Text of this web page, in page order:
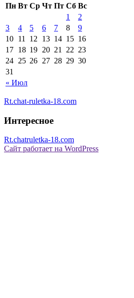
Пн Вт Ср Чт Пт Сб Вс
« Июл
1
2
3
4 5 6 7 8
9
10 11 12 13 14 15 16
17 18 19 20 21 22 23
24 25 26 27 28 29 30
31
Rt.chat-ruletka-18.com
Интересное
Rt.chatruletka-18.com
Сайт работает на WordPress